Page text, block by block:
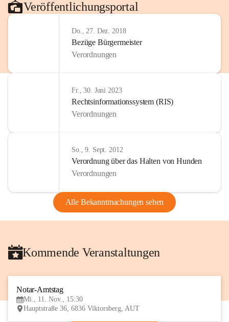
Veröffentlichungsportal
Do., 27. Dez. 2018
Bezüge Bürgermeister
Verordnungen
Fr., 30. Juni 2023
Rechtsinformationssystem (RIS)
Verordnungen
So., 9. Sept. 2012
Verordnung über das Halten von Hunden
Verordnungen
Alle Bekanntmachungen sehen
Kommende Veranstaltungen
Notar-Amtstag
Mi., 11. Nov., 15:30
Hauptstraße 36, 6836 Viktorsberg, AUT